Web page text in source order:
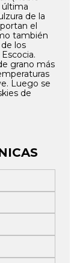
última
de la
el
también
los
grano más
Luego se
de